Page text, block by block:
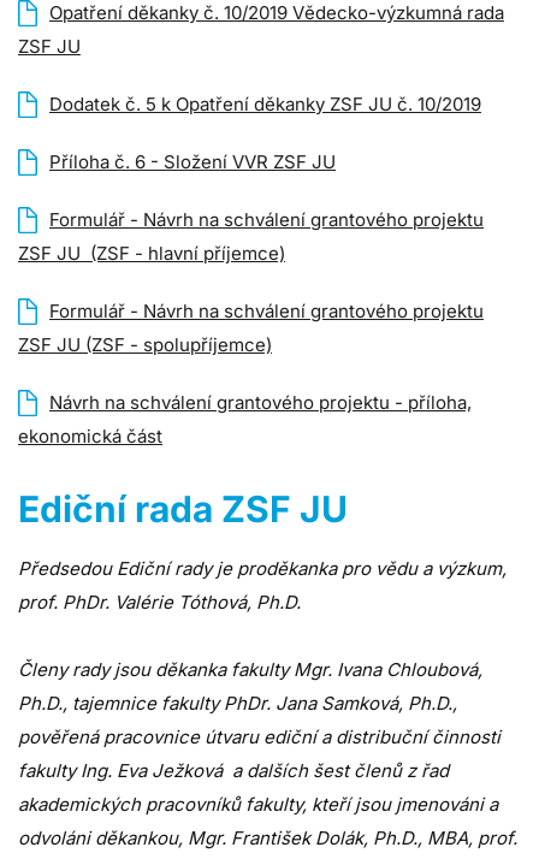
Opatření děkanky č. 10/2019 Vědecko-výzkumná rada
ZSF JU
Dodatek č. 5 k Opatření děkanky ZSF JU č. 10/2019
Příloha č. 6 - Složení VVR ZSF JU
Formulář - Návrh na schválení grantového projektu
ZSF JU (ZSF - hlavní příjemce)
Formulář - Návrh na schválení grantového projektu
ZSF JU (ZSF - spolupříjemce)
Návrh na schválení grantového projektu - příloha,
ekonomická část
Ediční rada ZSF JU
Předsedou Ediční rady je proděkanka pro vědu a výzkum,
prof. PhDr. Valérie Tóthová, Ph.D.
Členy rady jsou děkanka fakulty Mgr. Ivana Chloubová,
Ph.D., tajemnice fakulty PhDr. Jana Samková, Ph.D.,
pověřená pracovnice útvaru ediční a distribuční činnosti
fakulty Ing. Eva Ježková a dalších šest členů z řad
akademických pracovníků fakulty, kteří jsou jmenováni a
odvoláni děkankou, Mgr. František Dolák, Ph.D., MBA, prof.